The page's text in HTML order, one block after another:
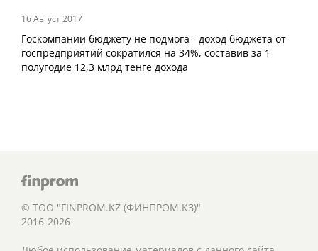
16 Август 2017
Госкомпании бюджету не подмога - доход бюджета от
госпредприятий сократился на 34%, составив за 1
полугодие 12,3 млрд тенге дохода
© ТОО "FINPROM.KZ (ФИНПРОМ.КЗ)"
2016-2026